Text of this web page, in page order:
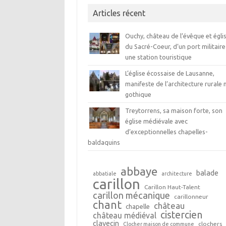
Articles récent
Ouchy, château de l’évêque et
du Sacré-Coeur, d’un port militaire
une station touristique
L’église écossaise de Lausanne,
manifeste de l’architecture rurale
gothique
Treytorrens, sa maison forte, son
église médiévale avec
d’exceptionnelles chapelles-
baldaquins
abbatiale abbaye architecture balade
carillon Carillon Haut-Talent
carillon mécanique carillonneur
chant chapelle château
château médiéval cistercien
clavecin Clocher maison de commune clochers